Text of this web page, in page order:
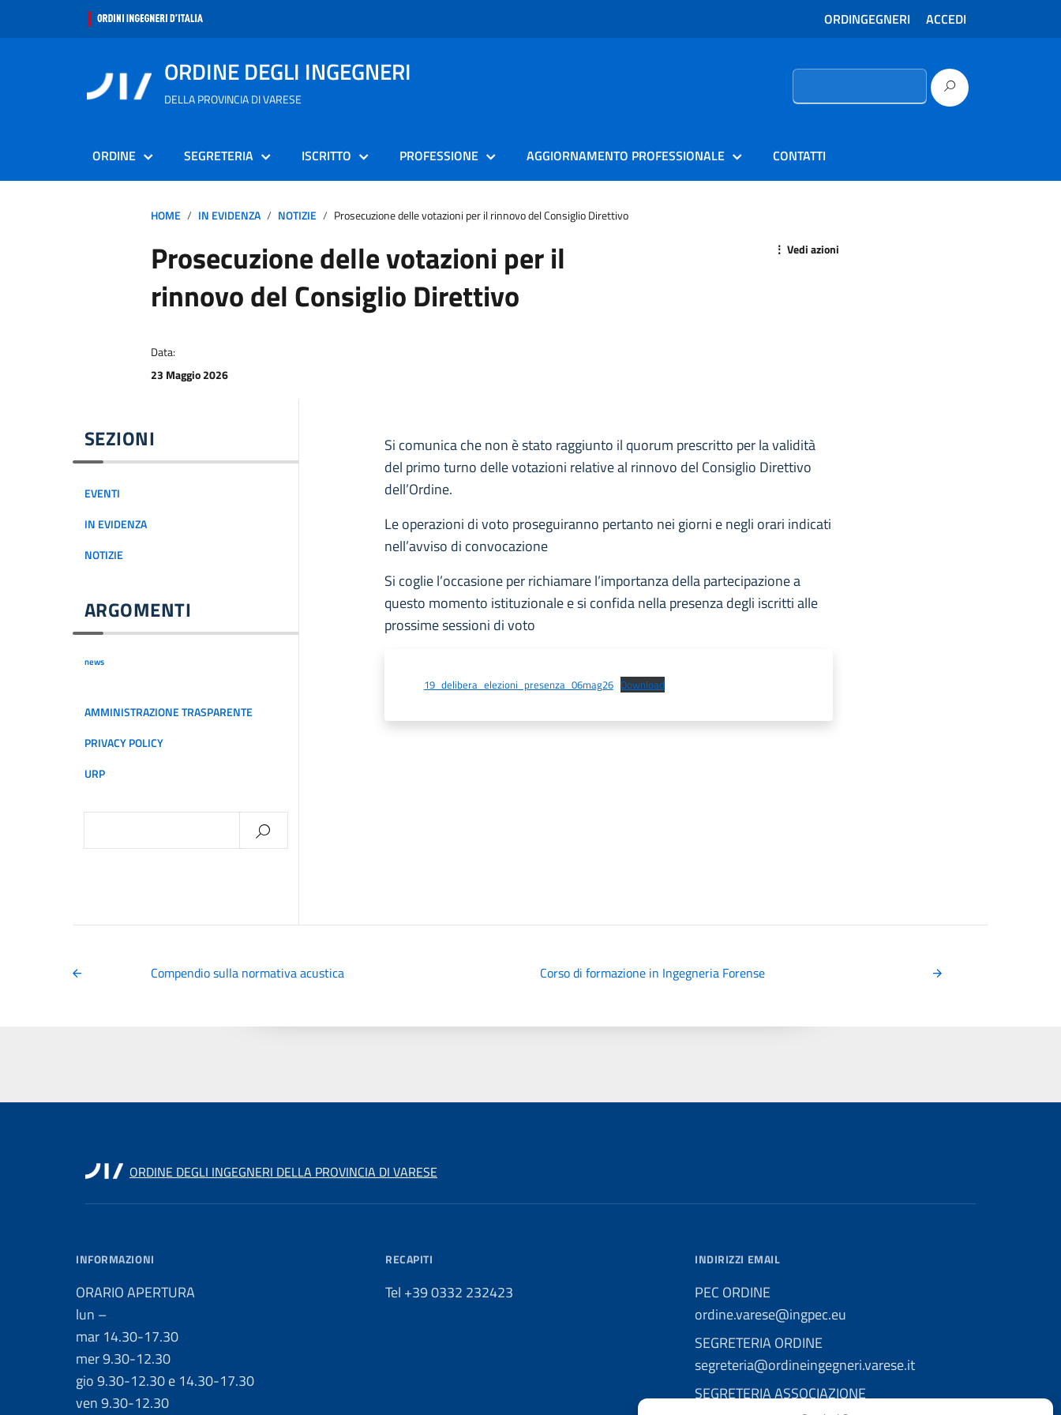
ORDINGEGNERI ACCEDI
ORDINE DEGLI INGEGNERI
DELLA PROVINCIA DI VARESE
Ricerca
ORDINE SEGRETERIA ISCRITTO PROFESSIONE AGGIORNAMENTO PROFESSIONALE CONTATTI
HOME IN EVIDENZA NOTIZIE Prosecuzione delle votazioni per il rinnovo del Consiglio Direttivo
Prosecuzione delle votazioni per il
rinnovo del Consiglio Direttivo
⋮ Vedi azioni
Data:
23 Maggio 2026
SEZIONI
EVENTI
IN EVIDENZA
NOTIZIE
ARGOMENTI
news
AMMINISTRAZIONE TRASPARENTE
PRIVACY POLICY
URP
per:
Si comunica che non è stato raggiunto il quorum prescritto per la validità
del primo turno delle votazioni relative al rinnovo del Consiglio Direttivo
dell’Ordine.
Le operazioni di voto proseguiranno pertanto nei giorni e negli orari indicati
nell’avviso di convocazione
Si coglie l’occasione per richiamare l’importanza della partecipazione a
questo momento istituzionale e si confida nella presenza degli iscritti alle
prossime sessioni di voto
19_delibera_elezioni_presenza_06mag26 Download
Compendio sulla normativa acustica Corso di formazione in Ingegneria Forense
ORDINE DEGLI INGEGNERI DELLA PROVINCIA DI VARESE
INFORMAZIONI
ORARIO APERTURA
lun –
mar 14.30-17.30
mer 9.30-12.30
gio 9.30-12.30 e 14.30-17.30
ven 9.30-12.30
RECAPITI
Tel +39 0332 232423
INDIRIZZI EMAIL
PEC ORDINE
ordine.varese@ingpec.eu
SEGRETERIA ORDINE
segreteria@ordineingegneri.varese.it
SEGRETERIA ASSOCIAZIONE